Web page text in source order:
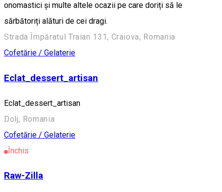
onomastici și multe altele ocazii pe care doriți să le
sărbătoriți alături de cei dragi.
Strada Împăratul Traian 131, Craiova, Romania
Cofetărie / Gelaterie
Eclat_dessert_artisan
Eclat_dessert_artisan
Dolj, Romania
Cofetărie / Gelaterie
Închis
Raw-Zilla